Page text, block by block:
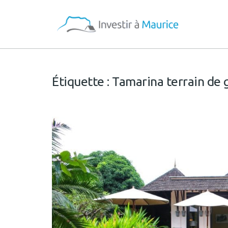
Étiquette : Tamarina terrain de